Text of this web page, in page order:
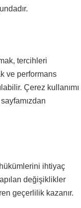
tercihleri
ve performans
Çerez kullanımı
ihtiyaç
değişiklikler
geçerlilik kazanır.